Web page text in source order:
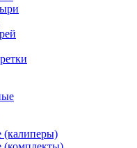
(калиперы)